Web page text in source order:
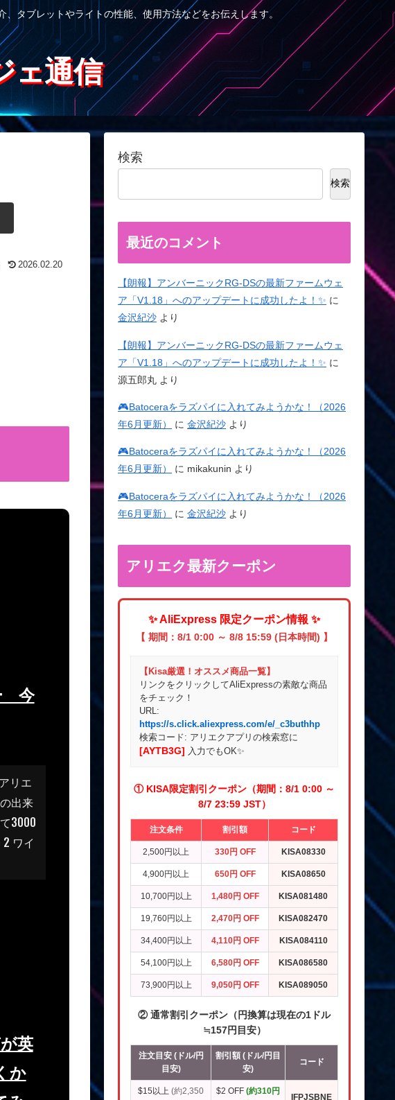
タブレットやライトの性能、使用方法などをお伝えします。
ェ通信
2026.02.20
今
リエ
出来
3000
ワイ
英
か
検索
検索
最近のコメント
【朗報】アンバーニックRG-DSの最新ファームウェ
ア「V1.18」へのアップデートに成功したよ！✨ に
金沢紀沙 より
【朗報】アンバーニックRG-DSの最新ファームウェ
ア「V1.18」へのアップデートに成功したよ！✨ に
源五郎丸 より
🎮Batoceraをラズパイに入れてみようかな！（2026
年6月更新）
に 金沢紀沙 より
🎮Batoceraをラズパイに入れてみようかな！（2026
年6月更新）
に mikakunin より
🎮Batoceraをラズパイに入れてみようかな！（2026
年6月更新）
に 金沢紀沙 より
アリエク最新クーポン
✨ AliExpress 限定クーポン情報 ✨
【 期間：8/1 0:00 ～ 8/8 15:59 (日本時間) 】
【Kisa厳選！オススメ商品一覧】
リンクをクリックしてAliExpressの素敵な商品
をチェック！
URL:
https://s.click.aliexpress.com/e/_c3buthhp
検索コード: アリエクアプリの検索窓に
[AYTB3G] 入力でもOK✨
① KISA限定割引クーポン（期間：8/1 0:00 ～
8/7 23:59 JST）
注文条件 割引額 コード
2,500円以上 330円 OFF KISA08330
4,900円以上 650円 OFF KISA08650
10,700円以上 1,480円 OFF KISA081480
19,760円以上 2,470円 OFF KISA082470
34,400円以上 4,110円 OFF KISA084110
54,100円以上 6,580円 OFF KISA086580
73,900円以上 9,050円 OFF KISA089050
② 通常割引クーポン（円換算は現在の1ドル
≒157円目安）
注文目安 (ドル/円
目安)
割引額 (ドル/円目
安)
コード
$15以上 (約2,350
$2 OFF (約310円
IFPJSBNE